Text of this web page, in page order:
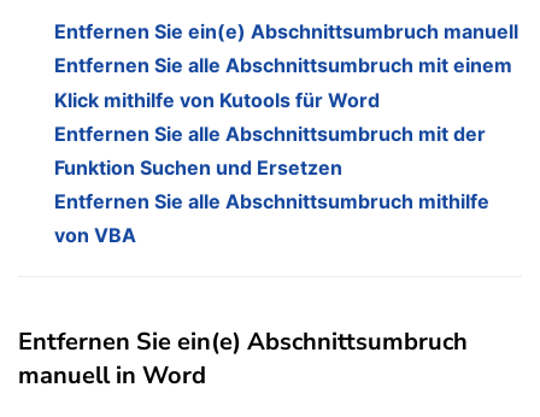
Entfernen Sie ein(e) Abschnittsumbruch manuell
Entfernen Sie alle Abschnittsumbruch mit einem
Klick mithilfe von Kutools für Word
Entfernen Sie alle Abschnittsumbruch mit der
Funktion Suchen und Ersetzen
Entfernen Sie alle Abschnittsumbruch mithilfe
von VBA
Entfernen Sie ein(e) Abschnittsumbruch
manuell in Word